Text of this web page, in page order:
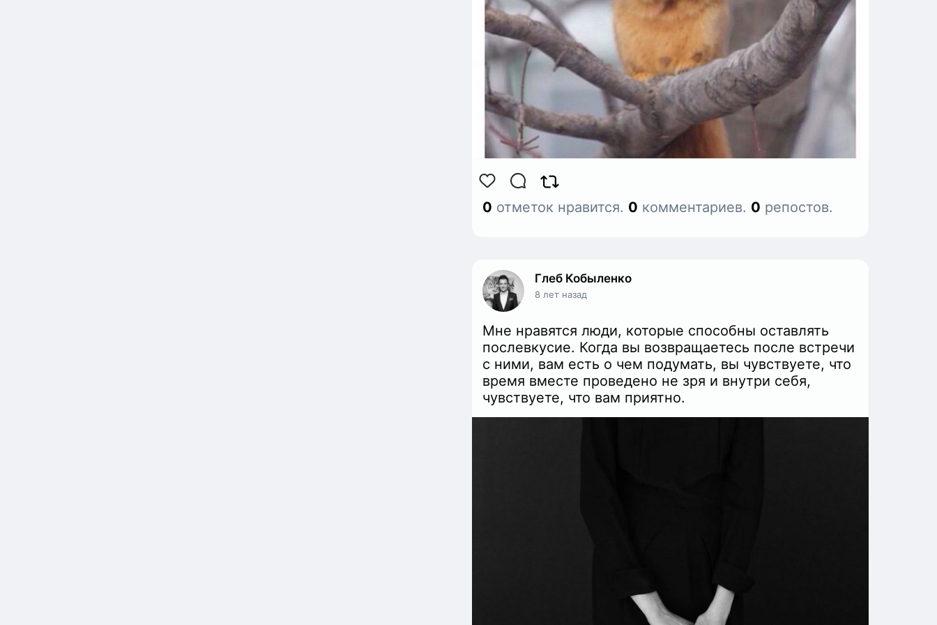
0 отметок нравится. 0 комментариев. 0 репостов.
Глеб Кобыленко
8 лет назад
Мне нравятся люди, которые способны оставлять
послевкусие. Когда вы возвращаетесь после встречи
с ними, вам есть о чем подумать, вы чувствуете, что
время вместе проведено не зря и внутри себя,
чувствуете, что вам приятно.